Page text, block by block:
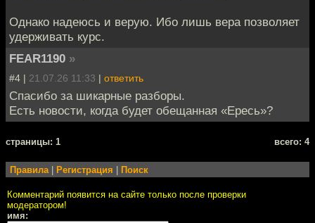
Однако надеюсь и верую. Ибо лишь вера позволяет
удерживать курс.
FEAR1190 »
#4 | 21.07.26 11:33 | ответить
Спасибо за шикарные разборы.
Есть новости, когда будет обещанная «Ересь»?
cтраницы: 1 всего: 4
Правила | Регистрация | Поиск
Комментарий появится на сайте только после проверки
модератором!
имя: